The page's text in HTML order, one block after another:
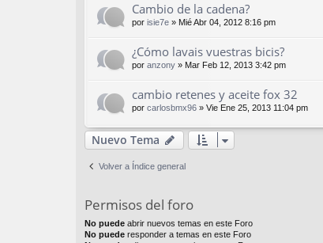
Cambio de la cadena?
por isie7e » Mié Abr 04, 2012 8:16 pm
¿Cómo lavais vuestras bicis?
por anzony » Mar Feb 12, 2013 3:42 pm
cambio retenes y aceite fox 32
por carlosbmx96 » Vie Ene 25, 2013 11:04 pm
Nuevo Tema
Volver a Índice general
Permisos del foro
No puede abrir nuevos temas en este Foro
No puede responder a temas en este Foro